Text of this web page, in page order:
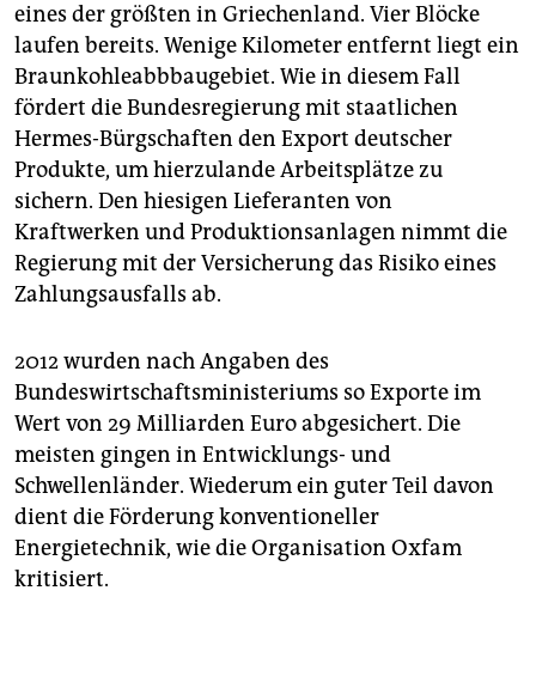
eines der größten in Griechenland. Vier Blöcke
laufen bereits. Wenige Kilometer entfernt liegt ein
Braunkohleabbbaugebiet. Wie in diesem Fall
fördert die Bundesregierung mit staatlichen
Hermes-Bürgschaften den Export deutscher
Produkte, um hierzulande Arbeitsplätze zu
sichern. Den hiesigen Lieferanten von
Kraftwerken und Produktionsanlagen nimmt die
Regierung mit der Versicherung das Risiko eines
Zahlungsausfalls ab.
2012 wurden nach Angaben des
Bundeswirtschaftsministeriums so Exporte im
Wert von 29 Milliarden Euro abgesichert. Die
meisten gingen in Entwicklungs- und
Schwellenländer. Wiederum ein guter Teil davon
dient die Förderung konventioneller
Energietechnik, wie die Organisation Oxfam
kritisiert.